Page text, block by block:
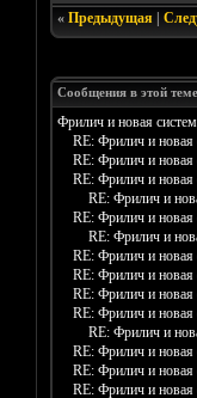
« Предыдущая|
Сообщения в этой теме
Фрилич и новая
RE: Фрилич и новая
RE: Фрилич и новая
RE: Фрилич и новая
RE: Фрилич и
RE: Фрилич и новая
RE: Фрилич и
RE: Фрилич и новая
RE: Фрилич и новая
RE: Фрилич и новая
RE: Фрилич и новая
RE: Фрилич и
RE: Фрилич и новая
RE: Фрилич и новая
RE: Фрилич и новая